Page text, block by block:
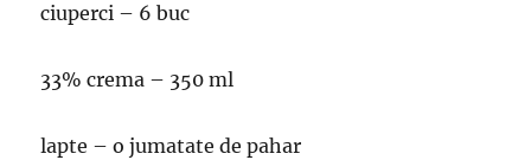
ciuperci – 6 buc
33% crema – 350 ml
lapte – o jumatate de pahar